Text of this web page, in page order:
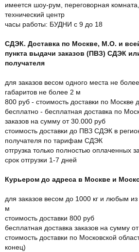
имеется шоу-рум, переговорная комната,
технический центр
часы работы: БУДНИ с 9 до 18
СДЭК. Доставка по Москве, М.О. и
пункта выдачи заказов (ПВЗ) СДЭК
получателя
для заказов весом одного места не
габаритов не более 2 м
800 руб - стоимость доставки по Москве
бесплатно - бесплатная доставка по
заказов на сумму от 30.000 руб
стоимость доставки до ПВЗ СДЭК в
получателя по тарифам СДЭК
отгрузка только полностью оплаченных
срок отгрузки 1-7 дней
Курьером до адреса в Москве и
для заказов весом до 1000 кг и любым
м
стоимость доставки 800 руб
бесплатная доставка заказов на сумму
стоимость доставки по Московской
конец)